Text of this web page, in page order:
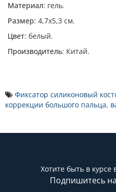
Материал: гель.
Размер: 4,7х5,3 см.
Цвет: белый.
Производитель: Китай.
Фиксатор силиконовый
коррекции большого пальца,
Хотите быть в курсе
Подпишитесь